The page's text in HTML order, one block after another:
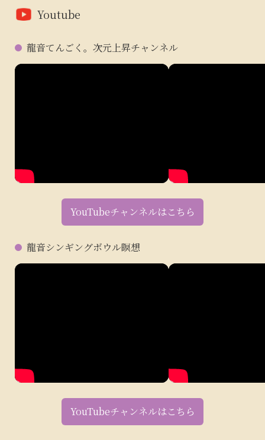
Youtube
龍音てんごく。次元上昇チャンネル
YouTubeチャンネルはこちら
龍音シンギングボウル瞑想
YouTubeチャンネルはこちら